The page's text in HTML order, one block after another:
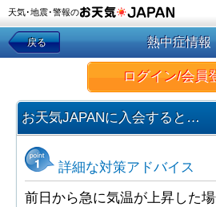
天気･地震･警報の
戻る 熱中症情報
ログイン/会員
お天気JAPANに入会すると…
詳細な対策アドバイス
前日から急に気温が上昇した